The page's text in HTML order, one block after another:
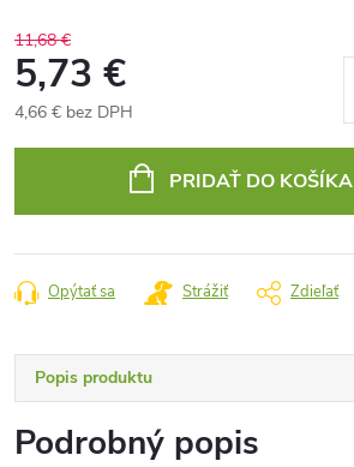
11,68 €
5,73 €
4,66 € bez DPH
PRIDAŤ DO KOŠÍKA
Opýtať sa Strážiť Zdieľať
Popis produktu
Podrobný popis